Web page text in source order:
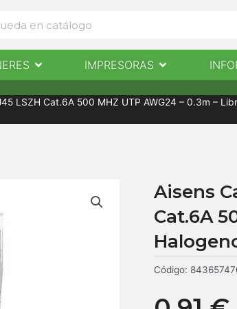
INFORMÁTICA NOTICIAS
Abrir EscaneresIMPRESORAS Abrir Impresoras
LSZH Cat.6A 500 MHZ UTP AWG24 – 0.3m –
Aisens
Cat.6A
Código: